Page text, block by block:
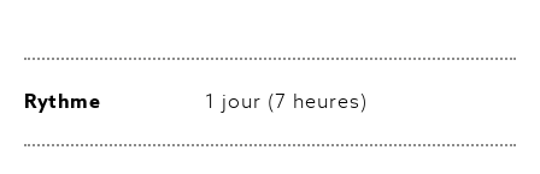
Rythme 1 jour (7 heures)